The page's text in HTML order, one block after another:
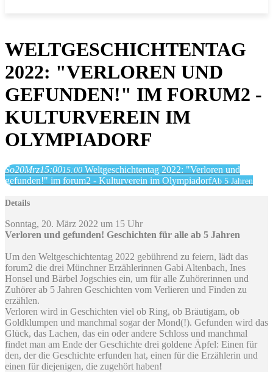
WELTGESCHICHTENTAG
2022: "VERLOREN UND
GEFUNDEN!" IM FORUM2 -
KULTURVEREIN IM
OLYMPIADORF
So20Mrz15:0015:00 Weltgeschichtentag 2022: "Verloren und
gefunden!" im forum2 - Kulturverein im OlympiadorfAb 5 Jahren
Details
Sonntag, 20. März 2022 um 15 Uhr
Verloren und gefunden! Geschichten für alle ab 5 Jahren
Um den Weltgeschichtentag 2022 gebührend zu feiern, lädt das
forum2 die drei Münchner Erzählerinnen Gabi Altenbach, Ines
Honsel und Bärbel Jogschies ein, um für alle Zuhörerinnen und
Zuhörer ab 5 Jahren Geschichten vom Verlieren und Finden zu
erzählen.
Verloren wird in Geschichten viel ob Ring, ob Bräutigam, ob
Goldklumpen und manchmal sogar der Mond(!). Gefunden wird das
Glück, das Lachen, das ein oder andere Schloss und manchmal
findet man am Ende der Geschichte drei goldene Äpfel: Einen für
den, der die Geschichte erfunden hat, einen für die Erzählerin und
einen für diejenigen, die zugehört haben!